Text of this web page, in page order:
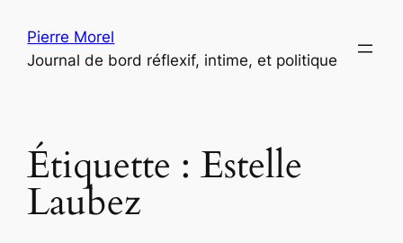
contenu
Pierre Morel
Journal de bord réflexif, intime, et politique
Étiquette :Estelle
Laubez